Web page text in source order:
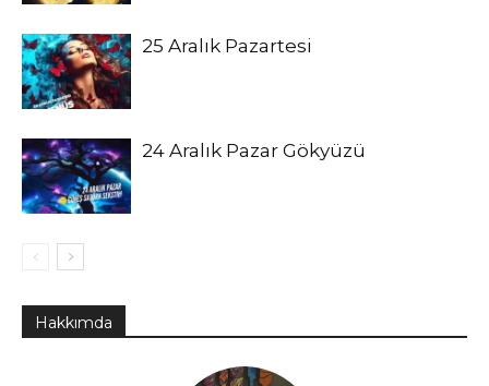
25 Aralık Pazartesi
24 Aralık Pazar Gökyüzü
Hakkımda